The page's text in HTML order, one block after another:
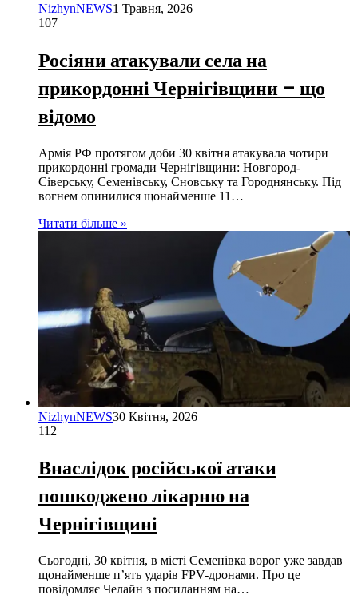
NizhynNEWS1 Травня, 2026
107
Росіяни атакували села на
прикордонні Чернігівщини – що
відомо
Армія РФ протягом доби 30 квітня атакувала чотири
прикордонні громади Чернігівщини: Новгород-
Сіверську, Семенівську, Сновську та Городнянську. Під
вогнем опинилися щонайменше 11…
Читати більше »
NizhynNEWS30 Квітня, 2026
112
Внаслідок російської атаки
пошкоджено лікарню на
Чернігівщині
Сьогодні, 30 квітня, в місті Семенівка ворог уже завдав
щонайменше п’ять ударів FPV-дронами. Про це
повідомляє Челайн з посиланням на…